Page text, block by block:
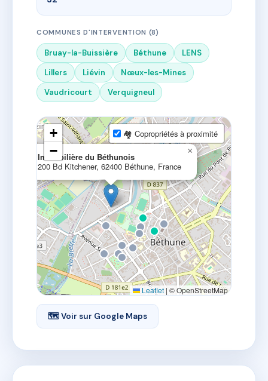
COMMUNES D'INTERVENTION (8)
Bruay-la-Buissière Béthune
LENS
Lillers
Liévin
Nœux-les-Mines
Vaudricourt
Verquigneul
Immobilière du Béthunois
200 Bd Kitchener, 62400 Béthune, France
×
+
−
🏘 Copropriétés à proximité
Leaflet | © OpenStreetMap
🗺 Voir sur Google Maps